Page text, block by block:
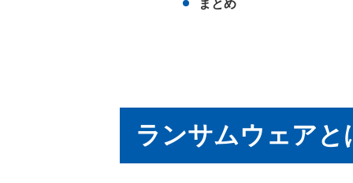
まとめ
ランサムウェアと